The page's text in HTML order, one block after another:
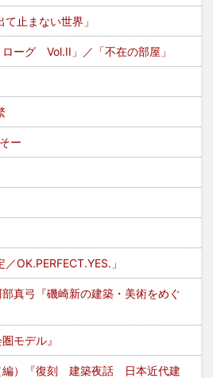
止まない世界」
ーグ Vol.II」／「不在の部屋」
ー
OK.PERFECT.YES.」
真弓『磯崎新の建築・美術をめぐ
モデル』
編）『復刻 建築夜話 日本近代建